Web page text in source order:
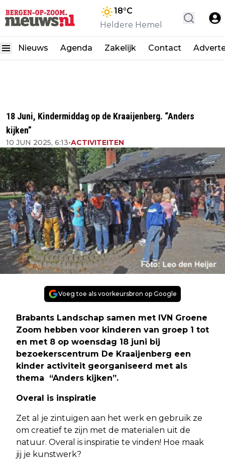
18°C
Heldere Hemel
Nieuws Agenda Zakelijk Contact
18 Juni, Kindermiddag op de Kraaijenberg. “Anders
kijken”
10 JUN 2025, 6:13•ACTIVITEITEN
Voeg toe als voorkeursbron op Google
Brabants Landschap samen met IVN Groene
Zoom hebben voor kinderen van groep 1 tot
en met 8 op woensdag 18 juni bij
bezoekerscentrum De Kraaijenberg een
kinder activiteit georganiseerd met als
thema “Anders kijken”.
Overal is inspiratie
Zet al je zintuigen aan het werk en gebruik ze
om creatief te zijn met de materialen uit de
natuur. Overal is inspiratie te vinden! Hoe maak
jij je kunstwerk?